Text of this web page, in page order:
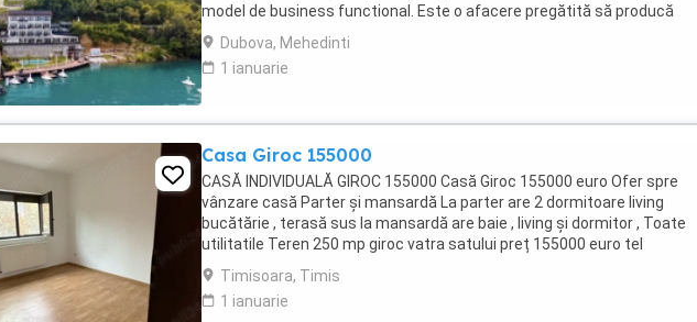
model de business functional. Este o afacere pregătită să producă
venituri din prima zi, situat în ...
Dubova, Mehedinti
1 ianuarie
Casa Giroc 155000
CASĂ INDIVIDUALĂ GIROC 155000 Casă Giroc 155000 euro Ofer spre
vânzare casă Parter și mansardă La parter are 2 dormitoare living
bucătărie , terasă sus la mansardă are baie , living și dormitor , Toate
utilitatile Teren 250 mp giroc vatra satului preț 155000 euro tel
0727516012
Timisoara, Timis
1 ianuarie